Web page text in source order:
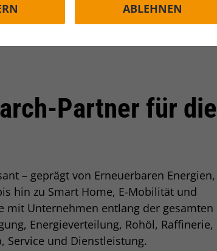
Partner für die
– geprägt von Erneuerbaren Energien,
hin zu Smart Home, E-Mobilität und
mit Unternehmen entlang der gesamten
Energieverteilung, Rohöl, Raffinerie,
Service und Dienstleistung.
ABLEHNEN